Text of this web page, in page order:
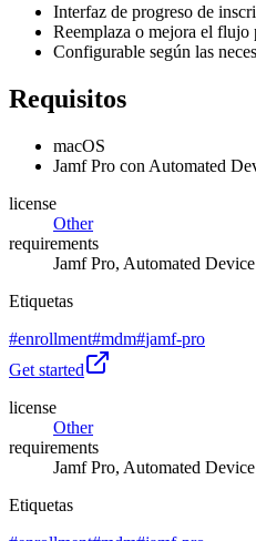
Interfaz de progreso de
Reemplaza o mejora el flujo
Configurable según las
Requisitos
macOS
Jamf Pro con Automated
license
Other
requirements
Jamf Pro, Automated
Etiquetas
#enrollment#mdm#jamf-pro
Get started
license
Other
requirements
Jamf Pro, Automated
Etiquetas